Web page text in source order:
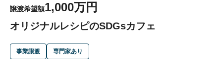
成約事例
M&A専門家の方へ
譲渡希望額1,000万円
オリジナルレシピのSDGsカフェ
事業譲渡 専門家あり